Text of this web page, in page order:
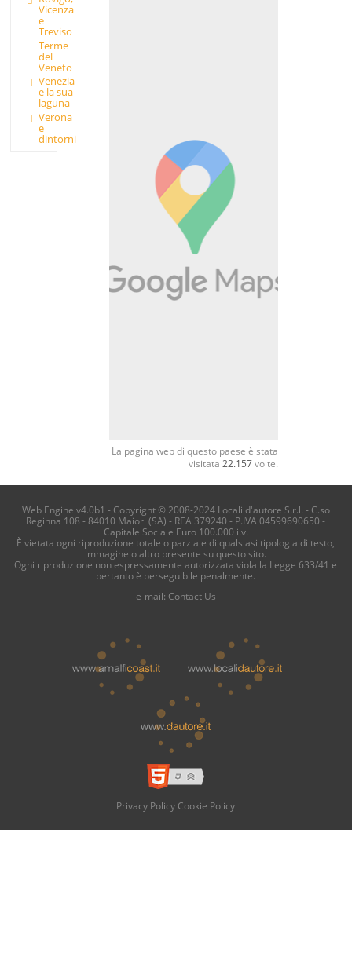
Vicenza
e
Treviso
Terme
del
Veneto
Venezia
e la sua
laguna
Verona
e
dintorni
La pagina web di questo paese è stata
visitata 22.157volte.
Web Engine v4.0b1 - Copyright © 2008-2024 Locali d'autore S.r.l. - C.so
Reginna 108 - 84010 Maiori (SA) - REA 379240 - P.IVA 04599690650 -
Capitale Sociale Euro 100.000 i.v.
È vietata ogni riproduzione totale o parziale di qualsiasi tipologia di testo,
immagine o altro presente su questo sito.
Ogni riproduzione non espressamente autorizzata viola la Legge 633/41 e
pertanto è perseguibile penalmente.
e-mail: Contact Us
Privacy Policy Cookie Policy